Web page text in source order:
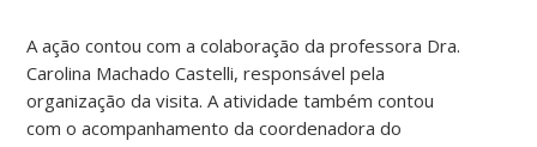
A ação contou com a colaboração da professora Dra.
Carolina Machado Castelli, responsável pela
organização da visita. A atividade também contou
com o acompanhamento da coordenadora do